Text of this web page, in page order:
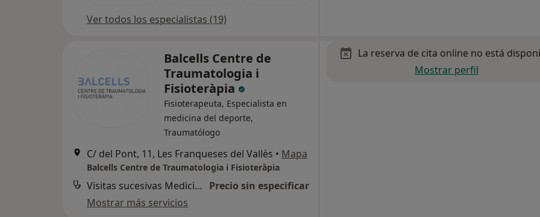
Ver todos los especialistas (19)
Balcells Centre de
Traumatologia i
Fisioteràpia
Fisioterapeuta, Especialista en
medicina del deporte,
Traumatólogo
C/ del Pont, 11, Les Franqueses del Vallès • Mapa
Balcells Centre de Traumatologia i Fisioteràpia
Visitas sucesivas Medicina del Deporte Precio sin especificar
Mostrar más servicios
La reserva de cita online no está
Mostrar perfil